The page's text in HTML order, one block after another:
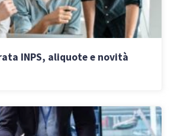
INPS, aliquote e novità